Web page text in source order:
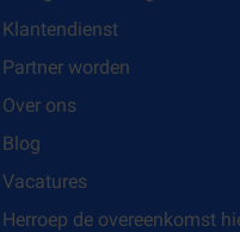
Klantendienst
Partner worden
Over ons
Blog
Vacatures
Herroep de overeenkomst